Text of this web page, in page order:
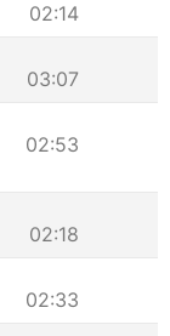
02:14
03:07
02:53
02:18
02:33